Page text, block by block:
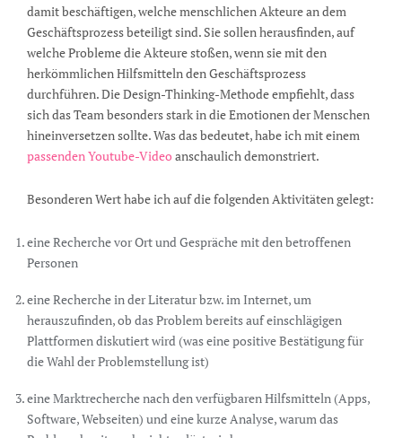
damit beschäftigen, welche menschlichen Akteure an dem
Geschäftsprozess beteiligt sind. Sie sollen herausfinden, auf
welche Probleme die Akteure stoßen, wenn sie mit den
herkömmlichen Hilfsmitteln den Geschäftsprozess
durchführen. Die Design-Thinking-Methode empfiehlt, dass
sich das Team besonders stark in die Emotionen der Menschen
hineinversetzen sollte. Was das bedeutet, habe ich mit einem
passenden Youtube-Video anschaulich demonstriert.
Besonderen Wert habe ich auf die folgenden Aktivitäten gelegt:
eine Recherche vor Ort und Gespräche mit den betroffenen
Personen
eine Recherche in der Literatur bzw. im Internet, um
herauszufinden, ob das Problem bereits auf einschlägigen
Plattformen diskutiert wird (was eine positive Bestätigung für
die Wahl der Problemstellung ist)
eine Marktrecherche nach den verfügbaren Hilfsmitteln (Apps,
Software, Webseiten) und eine kurze Analyse, warum das